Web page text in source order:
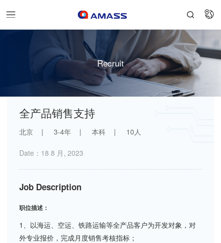
 
Recruit
全产品销售支持
北京 3-4年 本科 10人
Date：18 8 月, 2023
Job Description
职位描述：
1、以海运、空运、铁路运输等全产品客户为开发对象，对
外专业报价，完成月度销售考核指标；